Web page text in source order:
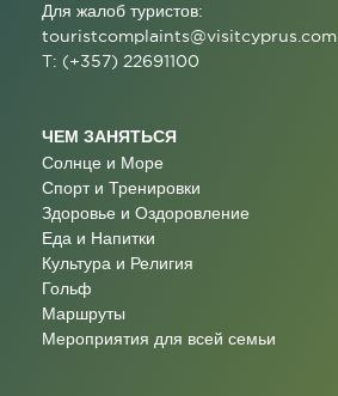
Для жалоб туристов:
touristcomplaints@visitcyprus.com
T: (+357) 22691100
ЧЕМ ЗАНЯТЬСЯ
Солнце и Море
Спорт и Тренировки
Здоровье и Оздоровление
Еда и Напитки
Культура и Религия
Гольф
Маршруты
Мероприятия для всей семьи